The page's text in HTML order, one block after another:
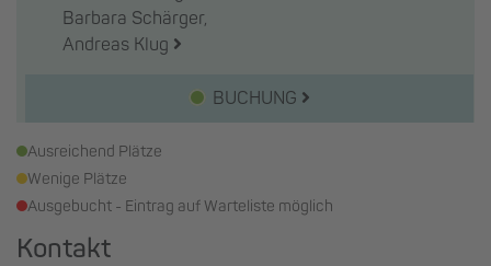
Barbara Schärger,
Andreas Klug
BUCHUNG
Ausreichend Plätze
Wenige Plätze
Ausgebucht - Eintrag auf Warteliste möglich
Kontakt